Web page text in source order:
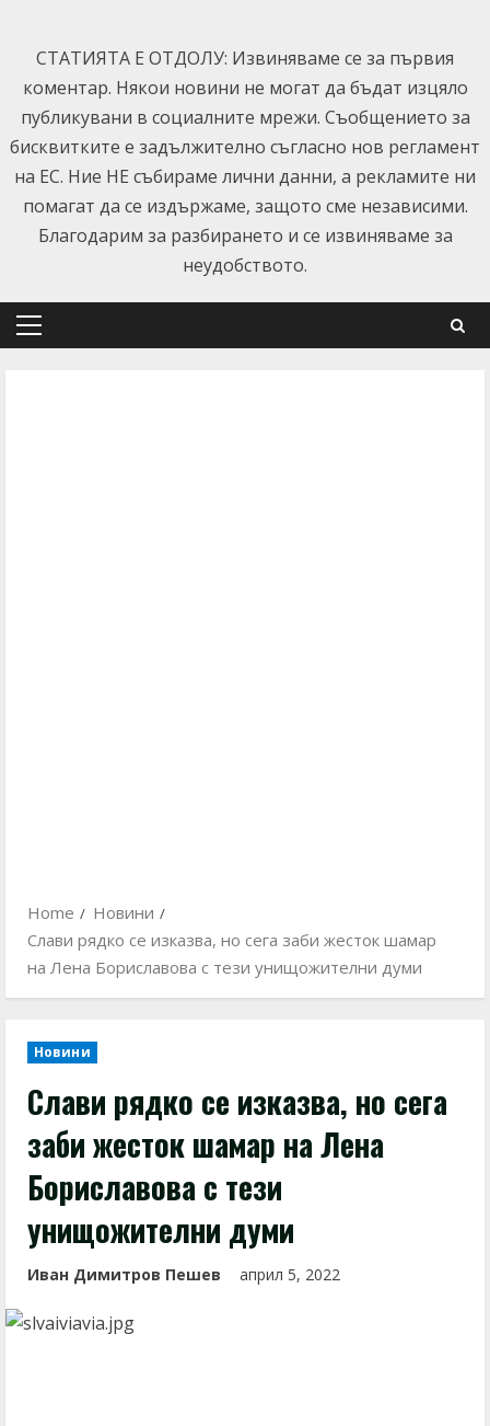
content
СТАТИЯТА Е ОТДОЛУ: Извиняваме се за първия
коментар. Някои новини не могат да бъдат изцяло
публикувани в социалните мрежи. Съобщението за
бисквитките е задължително съгласно нов регламент
на ЕС. Ние НЕ събираме лични данни, а рекламите ни
помагат да се издържаме, защото сме независими.
Благодарим за разбирането и се извиняваме за
неудобството.
Primary
Home
Новини
Слави рядко се изказва, но сега заби жесток шамар
на Лена Бориславова с тези унищожителни думи
Новини
Слави рядко се изказва, но сега
заби жесток шамар на Лена
Бориславова с тези
унищожителни думи
Иван Димитров Пешев април 5, 2022